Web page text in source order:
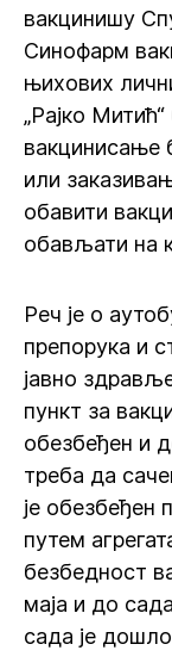
вакцинишу
Синофарм
њихових
„Рајко
вакцинисање
или
обавити
обављати на
Реч је о
препорука и
јавно
пункт за
обезбеђен и
треба да
је обезбеђен
путем
безбедност
маја и до
сада је